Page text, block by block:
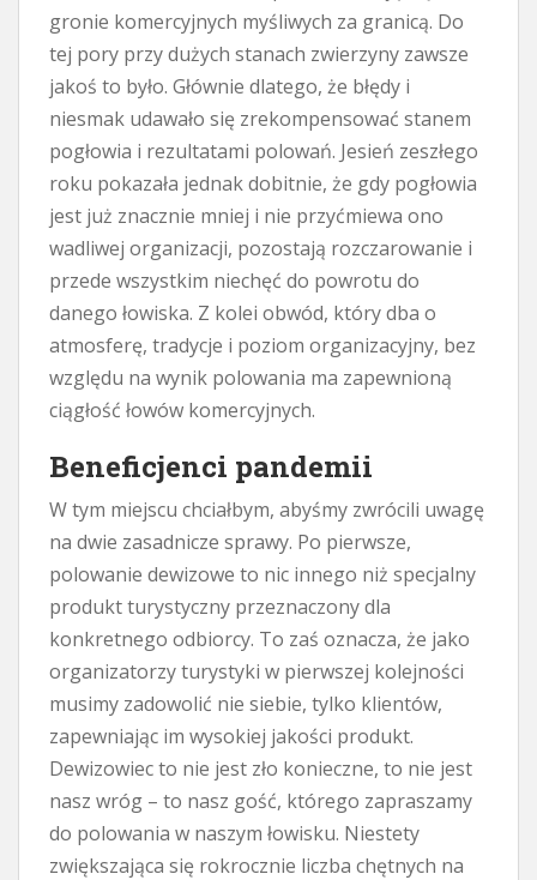
gronie komercyjnych myśliwych za granicą. Do
tej pory przy dużych stanach zwierzyny zawsze
jakoś to było. Głównie dlatego, że błędy i
niesmak udawało się zrekompensować stanem
pogłowia i rezultatami polowań. Jesień zeszłego
roku pokazała jednak dobitnie, że gdy pogłowia
jest już znacznie mniej i nie przyćmiewa ono
wadliwej organizacji, pozostają rozczarowanie i
przede wszystkim niechęć do powrotu do
danego łowiska. Z kolei obwód, który dba o
atmosferę, tradycje i poziom organizacyjny, bez
względu na wynik polowania ma zapewnioną
ciągłość łowów komercyjnych.
Beneficjenci pandemii
W tym miejscu chciałbym, abyśmy zwrócili uwagę
na dwie zasadnicze sprawy. Po pierwsze,
polowanie dewizowe to nic innego niż specjalny
produkt turystyczny przeznaczony dla
konkretnego odbiorcy. To zaś oznacza, że jako
organizatorzy turystyki w pierwszej kolejności
musimy zadowolić nie siebie, tylko klientów,
zapewniając im wysokiej jakości produkt.
Dewizowiec to nie jest zło konieczne, to nie jest
nasz wróg – to nasz gość, którego zapraszamy
do polowania w naszym łowisku. Niestety
zwiększająca się rokrocznie liczba chętnych na